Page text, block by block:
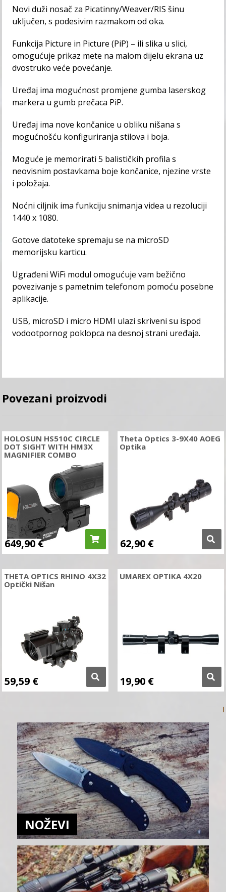
Novi duži nosač za Picatinny/Weaver/RIS šinu
uključen, s podesivim razmakom od oka.
Funkcija Picture in Picture (PiP) – ili slika u slici,
omogućuje prikaz mete na malom dijelu ekrana uz
dvostruko veće povećanje.
Uređaj ima mogućnost promjene gumba laserskog
markera u gumb prečaca PiP.
Uređaj ima nove končanice u obliku nišana s
mogućnošću konfiguriranja stilova i boja.
Moguće je memorirati 5 balističkih profila s
neovisnim postavkama boje končanice, njezine vrste
i položaja.
Noćni ciljnik ima funkciju snimanja videa u rezoluciji
1440 x 1080.
Gotove datoteke spremaju se na microSD
memorijsku karticu.
Ugrađeni WiFi modul omogućuje vam bežično
povezivanje s pametnim telefonom pomoću posebne
aplikacije.
USB, microSD i micro HDMI ulazi skriveni su ispod
vodootpornog poklopca na desnoj strani uređaja.
Povezani proizvodi
HOLOSUN HS510C CIRCLE
DOT SIGHT WITH HM3X
MAGNIFIER COMBO
649,90€
Theta Optics 3-9X40 AOEG
Optika
62,90 €
THETA OPTICS RHINO 4X32
Optički Nišan
59,59 €
UMAREX OPTIKA 4X20
19,90 €
NOŽEVI